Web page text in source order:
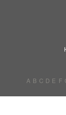
A B C D E F